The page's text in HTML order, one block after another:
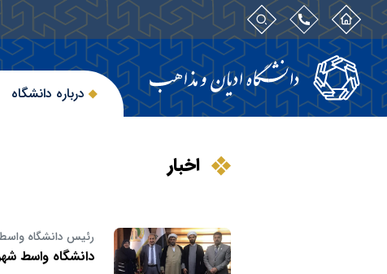
درباره دانشگاه
اخبار
رئیس دانشگاه
دانشگاه واسط